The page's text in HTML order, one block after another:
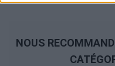
NOUS